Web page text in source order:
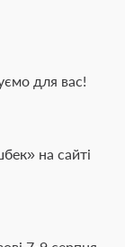
для вас!
на сайті